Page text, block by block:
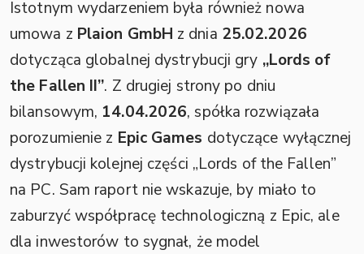
Istotnym wydarzeniem była również nowa
umowa z Plaion GmbH z dnia 25.02.2026
dotycząca globalnej dystrybucji gry „Lords of
the Fallen II”. Z drugiej strony po dniu
bilansowym, 14.04.2026, spółka rozwiązała
porozumienie z Epic Games dotyczące wyłącznej
dystrybucji kolejnej części „Lords of the Fallen”
na PC. Sam raport nie wskazuje, by miało to
zaburzyć współpracę technologiczną z Epic, ale
dla inwestorów to sygnał, że model